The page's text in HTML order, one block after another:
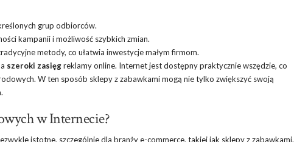
grup odbiorców.
kampanii i możliwość szybkich zmian.
metody, co ułatwia inwestycje małym firmom.
szeroki zasięgreklamy online. Internet jest dostępny praktycznie wszędzie, co
W ten sposób sklepy z zabawkami mogą nie tylko zwiększyć swoją
w Internecie?
istotne, szczególnie dla branży e-commerce, takiej jak sklepy z zabawkami.